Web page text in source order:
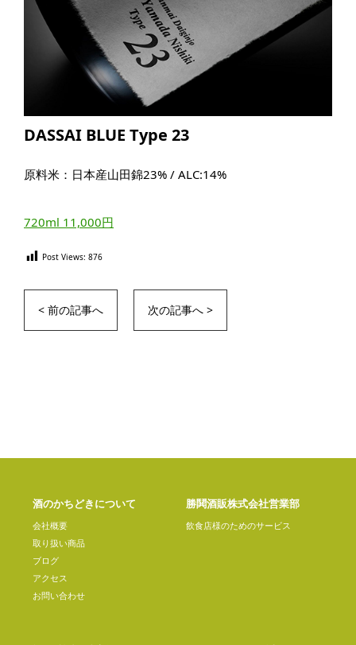
DASSAI BLUE Type 23
原料米：日本産山田錦23% / ALC:14%
720ml 11,000円
Post Views: 876
< 前の記事へ 次の記事へ >
酒のかちどきについて
会社概要
取り扱い商品
ブログ
アクセス
お問い合わせ
勝鬨酒販株式会社営業部
飲食店様のためのサービス